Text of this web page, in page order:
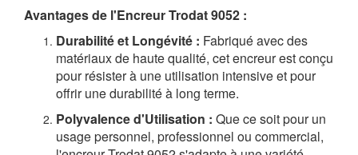
Avantages de l'Encreur Trodat 9052 :
Durabilité et Longévité : Fabriqué avec des
matériaux de haute qualité, cet encreur est conçu
pour résister à une utilisation intensive et pour
offrir une durabilité à long terme.
Polyvalence d'Utilisation : Que ce soit pour un
usage personnel, professionnel ou commercial,